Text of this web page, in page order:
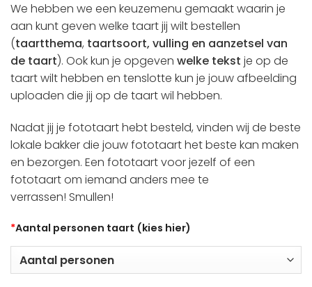
We hebben we een keuzemenu gemaakt waarin je
aan kunt geven welke taart jij wilt bestellen
(taartthema, taartsoort, vulling en aanzetsel van
de taart). Ook kun je opgeven welke tekst je op de
taart wilt hebben en tenslotte kun je jouw afbeelding
uploaden die jij op de taart wil hebben.
Nadat jij je fototaart hebt besteld, vinden wij de beste
lokale bakker die jouw fototaart het beste kan maken
en bezorgen. Een fototaart voor jezelf of een
fototaart om iemand anders mee te
verrassen! Smullen!
*Aantal personen taart (kies hier)